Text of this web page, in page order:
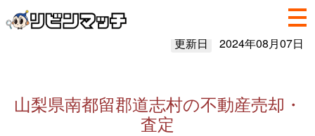
更新日 2024年08月07日
山梨県南都留郡道志村の不動産売却・
査定